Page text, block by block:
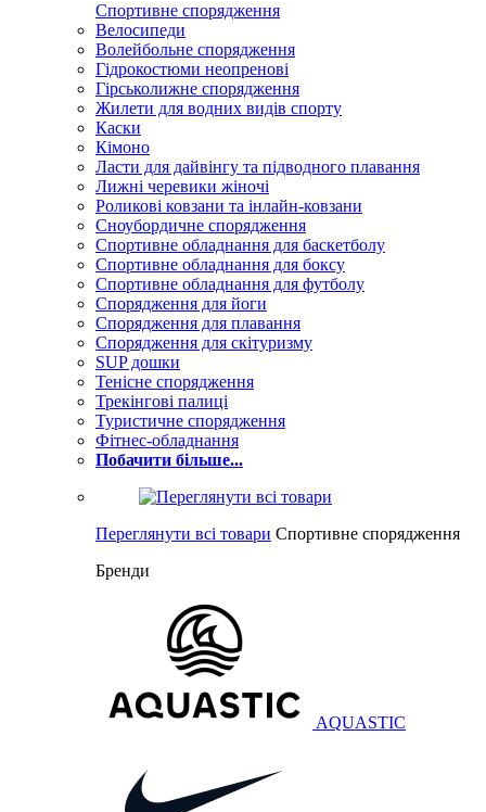
Спортивне спорядження
Велосипеди
Волейбольне спорядження
Гідрокостюми неопренові
Гірськолижне спорядження
Жилети для водних видів спорту
Каски
Кімоно
Ласти для дайвінгу та підводного плавання
Лижні черевики жіночі
Роликові ковзани та інлайн-ковзани
Сноубордичне спорядження
Спортивне обладнання для баскетболу
Спортивне обладнання для боксу
Спортивне обладнання для футболу
Спорядження для йоги
Спорядження для плавання
Спорядження для скітуризму
SUP дошки
Тенісне спорядження
Трекінгові палиці
Туристичне спорядження
Фітнес-обладнання
Побачити більше...
Переглянути всі товари Спортивне спорядження
Бренди
AQUASTIC